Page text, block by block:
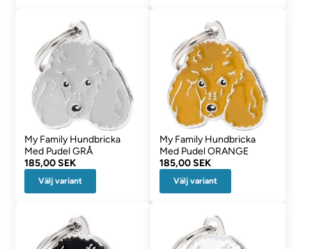
My Family Hundbricka
Med Pudel GRÅ
185,00 SEK
Välj variant
My Family Hundbricka
Med Pudel ORANGE
185,00 SEK
Välj variant